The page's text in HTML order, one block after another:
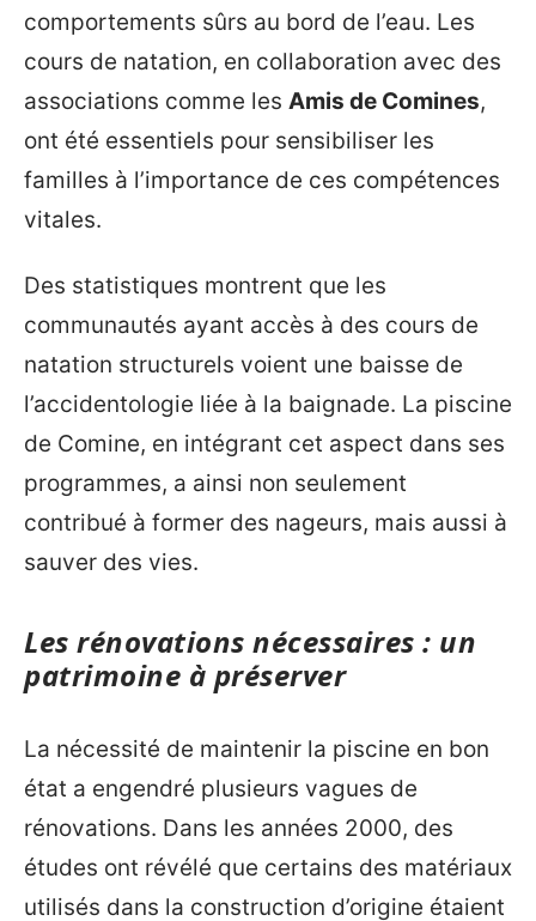
comportements sûrs au bord de l’eau. Les
cours de natation, en collaboration avec des
associations comme les Amis de Comines,
ont été essentiels pour sensibiliser les
familles à l’importance de ces compétences
vitales.
Des statistiques montrent que les
communautés ayant accès à des cours de
natation structurels voient une baisse de
l’accidentologie liée à la baignade. La piscine
de Comine, en intégrant cet aspect dans ses
programmes, a ainsi non seulement
contribué à former des nageurs, mais aussi à
sauver des vies.
Les rénovations nécessaires : un
patrimoine à préserver
La nécessité de maintenir la piscine en bon
état a engendré plusieurs vagues de
rénovations. Dans les années 2000, des
études ont révélé que certains des matériaux
utilisés dans la construction d’origine étaient